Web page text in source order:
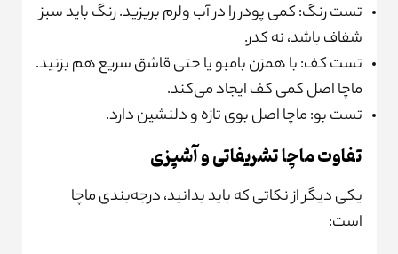
تست رنگ: کمی پودر را در آب ولرم بریزید. رنگ باید سبز
شفاف باشد، نه کدر.
تست کف: با همزن بامبو یا حتی قاشق سریع هم بزنید.
ماچا اصل کمی کف ایجاد می‌کند.
تست بو: ماچا اصل بوی تازه و دلنشین دارد.
تفاوت ماچا تشریفاتی و آشپزی
یکی دیگر از نکاتی که باید بدانید، درجه‌بندی ماچا
است: